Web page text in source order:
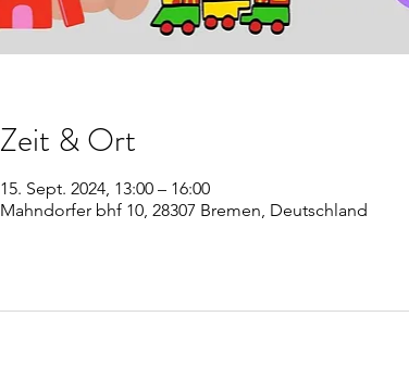
Zeit & Ort
15. Sept. 2024, 13:00 – 16:00
Mahndorfer bhf 10, 28307 Bremen, Deutschland